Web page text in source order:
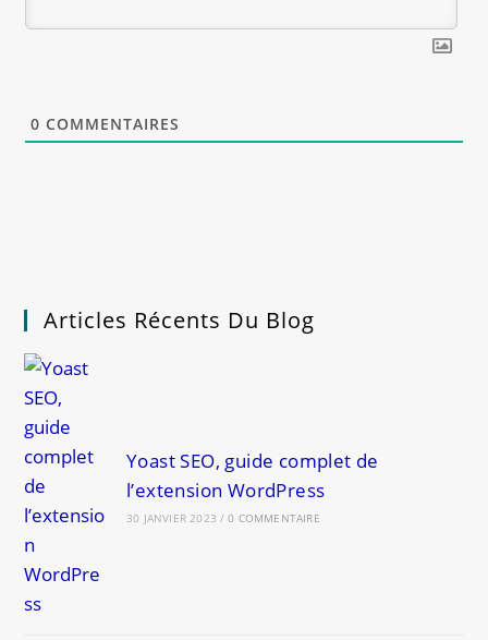
0 COMMENTAIRES
Articles Récents Du Blog
Yoast SEO, guide complet de
l’extension WordPress
30 JANVIER 2023 / 0 COMMENTAIRE